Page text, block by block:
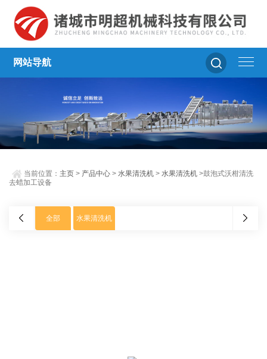
网站导航
当前位置： 主页 > 产品中心 >水果清洗机 >水果清洗机 >鼓泡式沃柑清洗
去蜡加工设备
全部 水果清洗机